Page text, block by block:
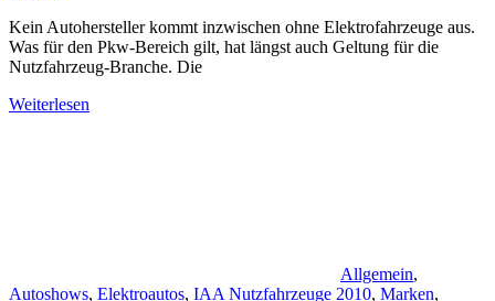
Kein Autohersteller kommt inzwischen ohne Elektrofahrzeuge aus.
Was für den Pkw-Bereich gilt, hat längst auch Geltung für die
Nutzfahrzeug-Branche. Die
Weiterlesen
Allgemein,
Autoshows, Elektroautos, IAA Nutzfahrzeuge 2010, Marken,